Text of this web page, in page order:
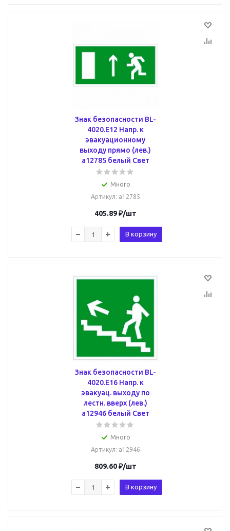
Знак безопасности BL-
4020.E12 Напр. к
эвакуационному
выходу прямо (лев.)
a12785 белый Свет
Много
Артикул: a12785
405.89₽/шт
В корзину
Знак безопасности BL-
4020.E16 Напр. к
эвакуац. выходу по
лестн. вверх (лев.)
a12946 белый Свет
Много
Артикул: a12946
809.60₽/шт
В корзину